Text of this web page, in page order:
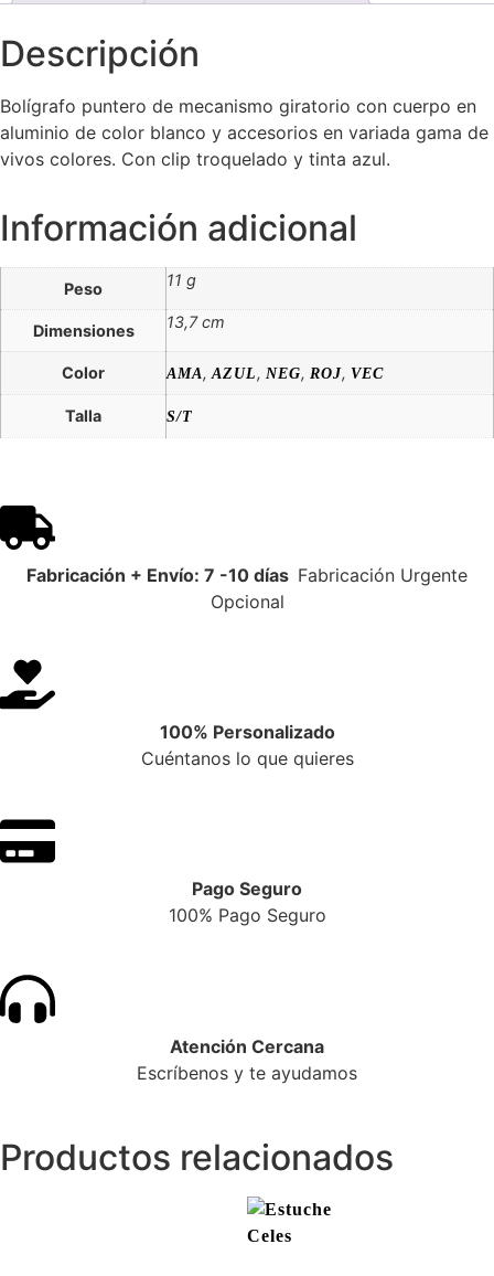
Descripción
Bolígrafo puntero de mecanismo giratorio con cuerpo en
aluminio de color blanco y accesorios en variada gama de
vivos colores. Con clip troquelado y tinta azul.
Información adicional
Peso 11 g
Dimensiones 13,7 cm
Color AMA, AZUL, NEG, ROJ, VEC
Talla S/T
Fabricación + Envío: 7 -10 días Fabricación Urgente
Opcional
100% Personalizado
Cuéntanos lo que quieres
Pago Seguro
100% Pago Seguro
Atención Cercana
Escríbenos y te ayudamos
Productos relacionados